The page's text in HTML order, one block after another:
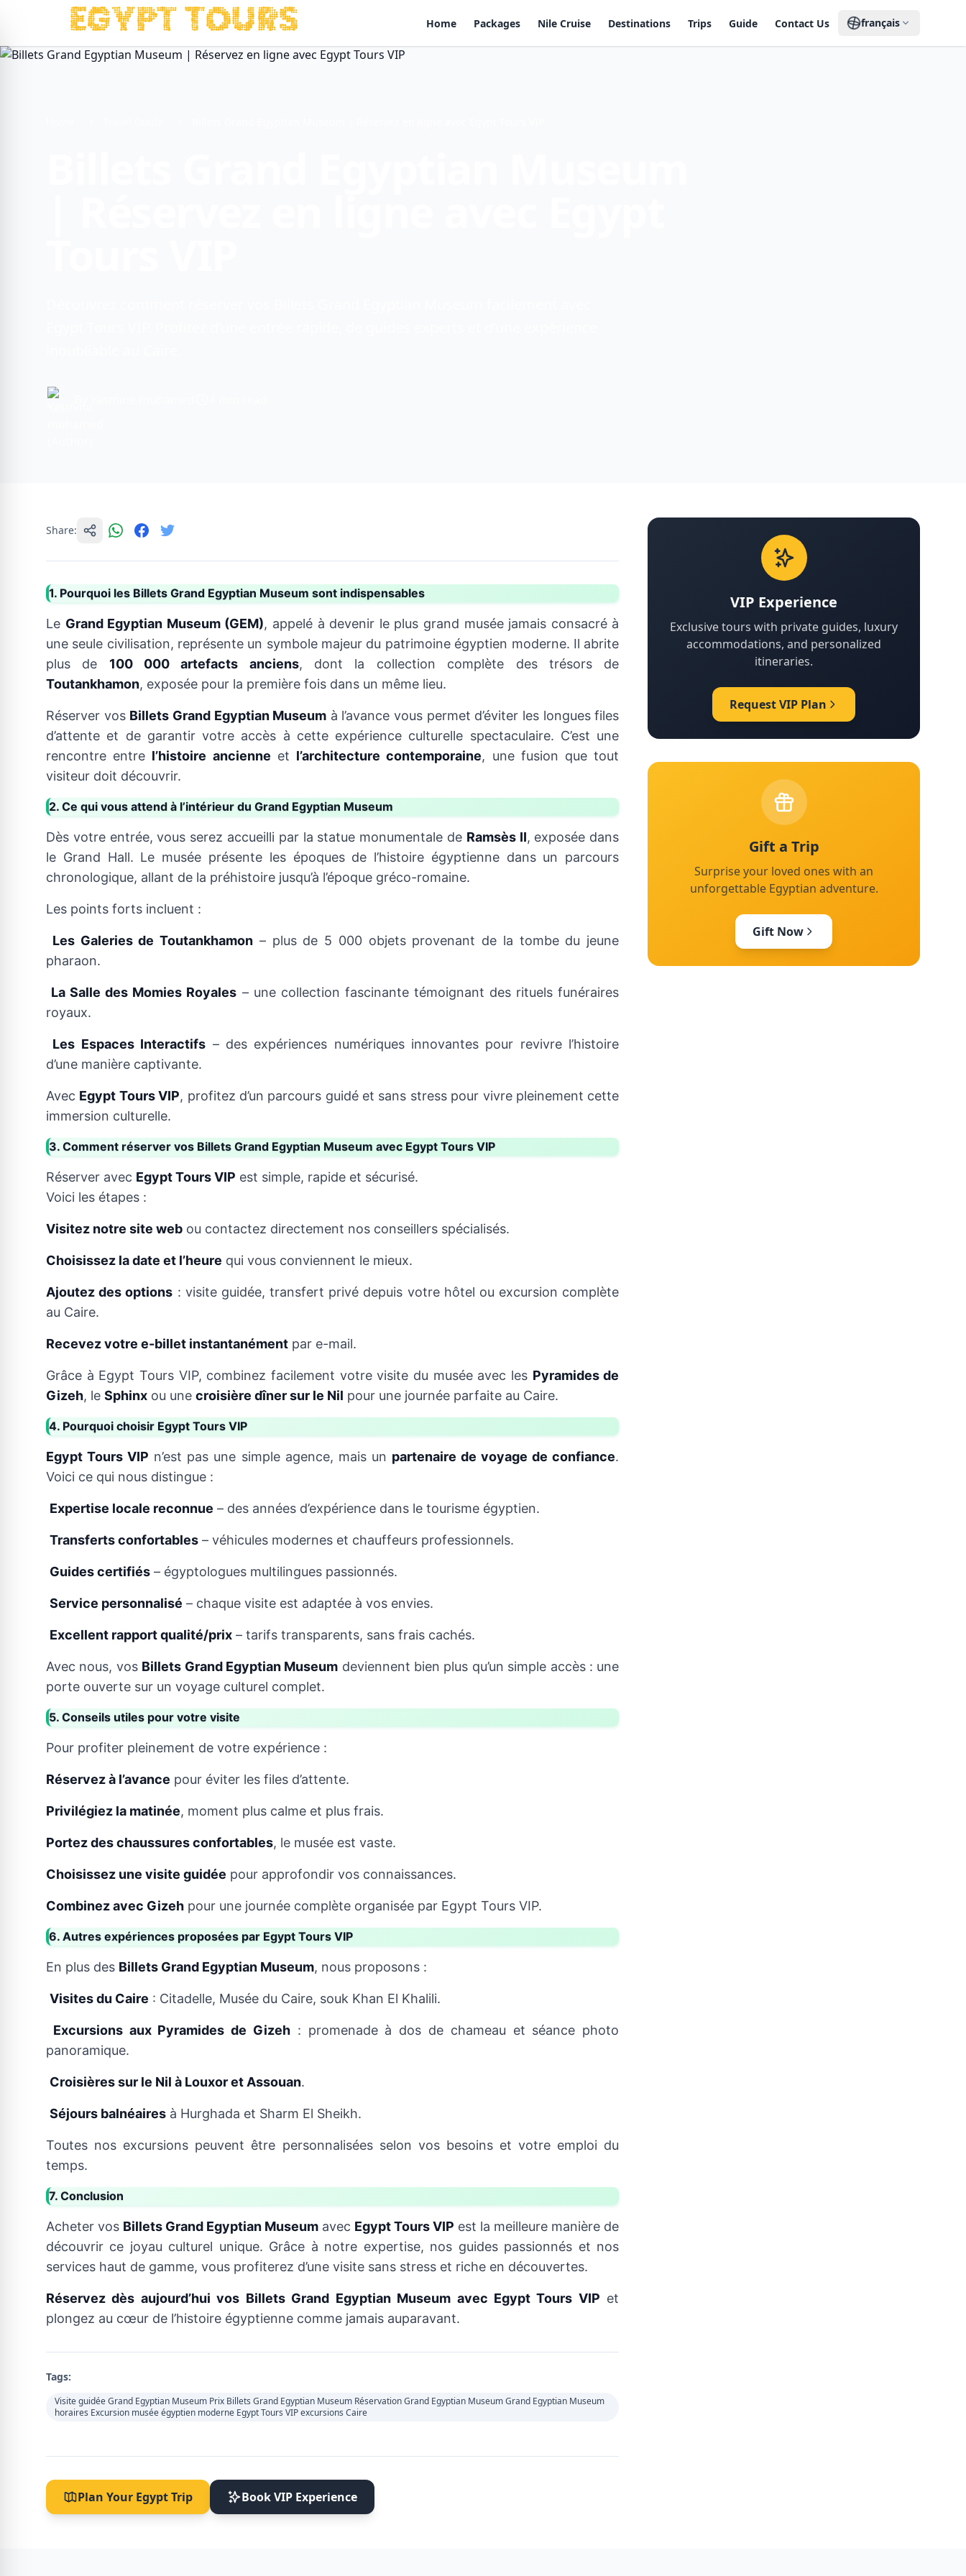
Home Packages Nile Cruise Destinations Trips Guide Contact Us français
Share:
1. Pourquoi les Billets Grand Egyptian Museum sont indispensables
Le Grand Egyptian Museum (GEM), appelé à devenir le plus grand musée jamais consacré à
une seule civilisation, représente un symbole majeur du patrimoine égyptien moderne. Il abrite
plus de 100 000 artefacts anciens, dont la collection complète des trésors de
Toutankhamon, exposée pour la première fois dans un même lieu.
Réserver vos Billets Grand Egyptian Museum à l’avance vous permet d’éviter les longues files
d’attente et de garantir votre accès à cette expérience culturelle spectaculaire. C’est une
rencontre entre l’histoire ancienne et l’architecture contemporaine, une fusion que tout
visiteur doit découvrir.
2. Ce qui vous attend à l’intérieur du Grand Egyptian Museum
Dès votre entrée, vous serez accueilli par la statue monumentale de Ramsès II, exposée dans
le Grand Hall. Le musée présente les époques de l’histoire égyptienne dans un parcours
chronologique, allant de la préhistoire jusqu’à l’époque gréco-romaine.
Les points forts incluent :
Les Galeries de Toutankhamon – plus de 5 000 objets provenant de la tombe du jeune
pharaon.
La Salle des Momies Royales – une collection fascinante témoignant des rituels funéraires
royaux.
Les Espaces Interactifs – des expériences numériques innovantes pour revivre l’histoire
d’une manière captivante.
Avec Egypt Tours VIP, profitez d’un parcours guidé et sans stress pour vivre pleinement cette
immersion culturelle.
3. Comment réserver vos Billets Grand Egyptian Museum avec Egypt Tours VIP
Réserver avec Egypt Tours VIP est simple, rapide et sécurisé.
Voici les étapes :
Visitez notre site web ou contactez directement nos conseillers spécialisés.
Choisissez la date et l’heure qui vous conviennent le mieux.
Ajoutez des options : visite guidée, transfert privé depuis votre hôtel ou excursion complète
au Caire.
Recevez votre e-billet instantanément par e-mail.
Grâce à Egypt Tours VIP, combinez facilement votre visite du musée avec les Pyramides de
Gizeh, le Sphinx ou une croisière dîner sur le Nil pour une journée parfaite au Caire.
4. Pourquoi choisir Egypt Tours VIP
Egypt Tours VIP n’est pas une simple agence, mais un partenaire de voyage de confiance.
Voici ce qui nous distingue :
Expertise locale reconnue – des années d’expérience dans le tourisme égyptien.
Transferts confortables – véhicules modernes et chauffeurs professionnels.
Guides certifiés – égyptologues multilingues passionnés.
Service personnalisé – chaque visite est adaptée à vos envies.
Excellent rapport qualité/prix – tarifs transparents, sans frais cachés.
Avec nous, vos Billets Grand Egyptian Museum deviennent bien plus qu’un simple accès : une
porte ouverte sur un voyage culturel complet.
5. Conseils utiles pour votre visite
Pour profiter pleinement de votre expérience :
Réservez à l’avance pour éviter les files d’attente.
Privilégiez la matinée, moment plus calme et plus frais.
Portez des chaussures confortables, le musée est vaste.
Choisissez une visite guidée pour approfondir vos connaissances.
Combinez avec Gizeh pour une journée complète organisée par Egypt Tours VIP.
6. Autres expériences proposées par Egypt Tours VIP
En plus des Billets Grand Egyptian Museum, nous proposons :
Visites du Caire : Citadelle, Musée du Caire, souk Khan El Khalili.
Excursions aux Pyramides de Gizeh : promenade à dos de chameau et séance photo
panoramique.
Croisières sur le Nil à Louxor et Assouan.
Séjours balnéaires à Hurghada et Sharm El Sheikh.
Toutes nos excursions peuvent être personnalisées selon vos besoins et votre emploi du
temps.
7. Conclusion
Acheter vos Billets Grand Egyptian Museum avec Egypt Tours VIP est la meilleure manière de
découvrir ce joyau culturel unique. Grâce à notre expertise, nos guides passionnés et nos
services haut de gamme, vous profiterez d’une visite sans stress et riche en découvertes.
Réservez dès aujourd’hui vos Billets Grand Egyptian Museum avec Egypt Tours VIP et
plongez au cœur de l’histoire égyptienne comme jamais auparavant.
Tags:
Visite guidée Grand Egyptian Museum Prix Billets Grand Egyptian Museum Réservation Grand Egyptian Museum Grand Egyptian Museum
horaires Excursion musée égyptien moderne Egypt Tours VIP excursions Caire
Plan Your Egypt Trip Book VIP Experience
VIP Experience
Exclusive tours with private guides, luxury
accommodations, and personalized
itineraries.
Request VIP Plan
Gift a Trip
Surprise your loved ones with an
unforgettable Egyptian adventure.
Gift Now